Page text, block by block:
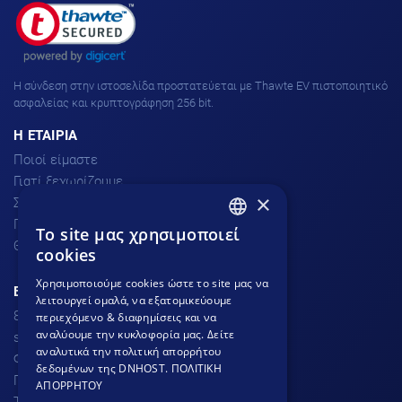
H σύνδεση στην ιστοσελίδα προστατεύεται με Thawte EV πιστοποιητικό
ασφαλείας και κρυπτογράφηση 256 bit.
H ΕΤΑΙΡΙΑ
Ποιοί είμαστε
Γιατί ξεχωρίζουμε
Σχόλια πελατών
Προσφορές
Θέσεις Εργασίας
ΕΞΥΠΗΡΕΤΗΣΗ ΠΕΛΑΤΩΝ
801.300.3520 - 210.953.6767
support
dnhost.gr
Φόρμα επικοινωνίας
Γνωσιακή βάση
GREEK
×
To site μας χρησιμοποιεί
cookies
Χρησιμοποιούμε cookies ώστε το site μας να
λειτουργεί ομαλά, να εξατομικεύουμε
περιεχόμενο & διαφημίσεις και να
αναλύουμε την κυκλοφορία μας. Δείτε
αναλυτικά την πολιτική απορρήτου
δεδομένων της DNHOST. ΠΟΛΙΤΙΚΗ
ΑΠΟΡΡΗΤΟΥ